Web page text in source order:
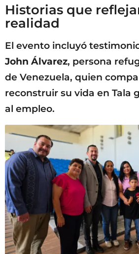
Historias que
realidad
El evento incluyó
John Álvarez, persona
de Venezuela, quien
reconstruir su vida en Tala
al empleo.